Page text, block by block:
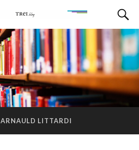
ARNAULD LITTARDI